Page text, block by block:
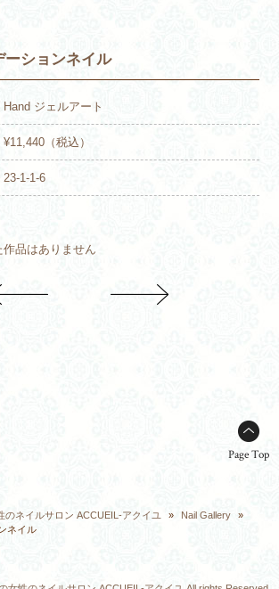
ーションネイル
Hand ジェルアート
¥11,440（税込）
23-1-1-6
品はありません
Page Top
のネイルサロン ACCUEIL-アクイユ » Nail Gallery
»
ネイル